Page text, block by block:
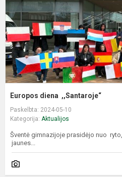
Europos diena ,,Santaroje“
Paskelbta: 2024-05-10
Kategorija: Aktualijos
Šventė gimnazijoje prasidėjo nuo
jaunes...